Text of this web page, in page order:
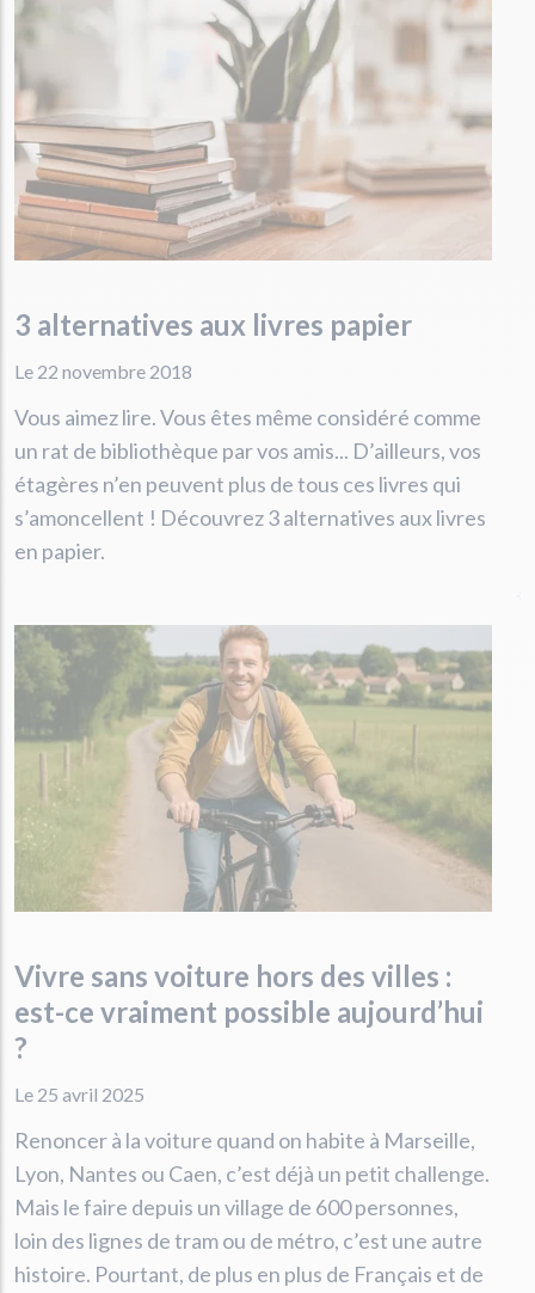
3 alternatives aux livres papier
Le 22 novembre 2018
Vous aimez lire. Vous êtes même considéré comme
un rat de bibliothèque par vos amis... D’ailleurs, vos
étagères n’en peuvent plus de tous ces livres qui
s’amoncellent ! Découvrez 3 alternatives aux livres
en papier.
Vivre sans voiture hors des villes :
est-ce vraiment possible aujourd’hui
?
Le 25 avril 2025
Renoncer à la voiture quand on habite à Marseille,
Lyon, Nantes ou Caen, c’est déjà un petit challenge.
Mais le faire depuis un village de 600 personnes,
loin des lignes de tram ou de métro, c’est une autre
histoire. Pourtant, de plus en plus de Français et de